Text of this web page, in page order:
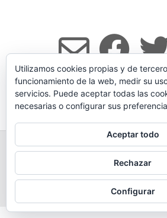
Tema:Voguede Kaira
TODOS LOS PRODUCTOS
GANADERÍA PROPIA
AVISO LEGAL Y POLÍTICA DE PRIVACIDAD
MÁS INFORMACIÓN SOBRE LAS COOKIES
Utilizamos cookies propias y de
funcionamiento de la web, medir su
servicios. Puede aceptar todas las
necesarias o configurar sus
Aceptar todo
Rechazar
Configurar